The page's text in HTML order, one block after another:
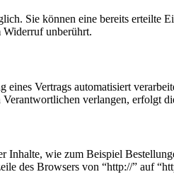
Sie können eine bereits
unberührt.
Vertrags automatisiert
verlangen, erfolgt
wie zum Beispiel
des Browsers von “http://” auf